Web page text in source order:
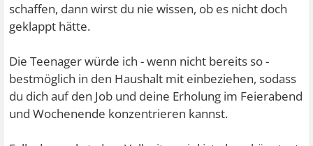
schaffen, dann wirst du nie wissen, ob es nicht doch
geklappt hätte.
Die Teenager würde ich - wenn nicht bereits so -
bestmöglich in den Haushalt mit einbeziehen, sodass
du dich auf den Job und deine Erholung im Feierabend
und Wochenende konzentrieren kannst.